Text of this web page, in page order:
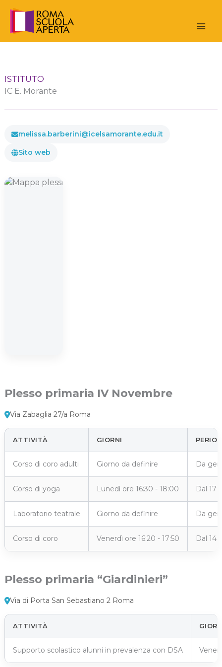
contenuto
ISTITUTO
IC E. Morante
melissa.barberini@icelsamorante.edu.it
Sito web
Plesso primaria IV Novembre
Via Zabaglia 27/a Roma
ATTIVITÀ GIORNI
Corso di coro adulti Giorno da definire Da
Corso di yoga Lunedì ore 16:30 - 18:00 Dal 17
Laboratorio teatrale Giorno da definire Da
Corso di coro Venerdì ore 16:20 - 17:50 Dal 14
Plesso primaria “Giardinieri”
Via di Porta San Sebastiano 2 Roma
ATTIVITÀ
Supporto scolastico alunni in prevalenza con DSA